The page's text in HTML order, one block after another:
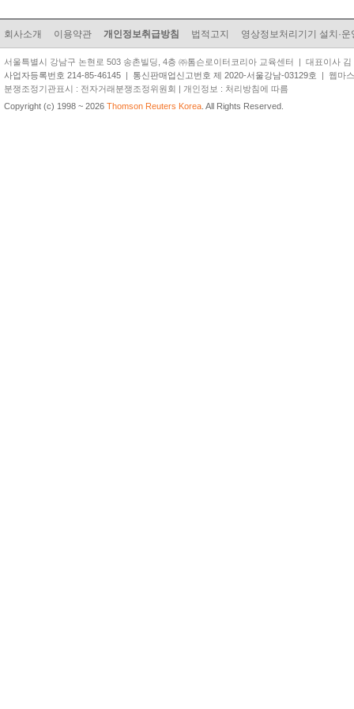
회사소개 이용약관 개인정보취급방침 법적고지 영상정보처리기기 설치·운
서울특별시 강남구 논현로 503 송촌빌딩, 4층 ㈜톰슨로이터코리아 교육센터 | 대표이사
사업자등록번호 214-85-46145 | 통신판매업신고번호 제 2020-서울강남-03129호 | 웹마
분쟁조정기관표시 : 전자거래분쟁조정위원회 | 개인정보 : 처리방침에 따름
Copyright (c) 1998 ~ 2026 Thomson Reuters Korea . All Rights Reserved.